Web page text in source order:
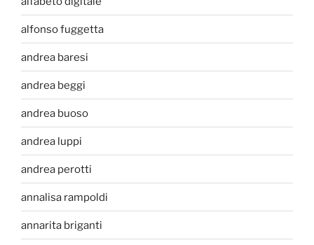
alfonso fuggetta
andrea baresi
andrea beggi
andrea buoso
andrea luppi
andrea perotti
annalisa rampoldi
annarita briganti